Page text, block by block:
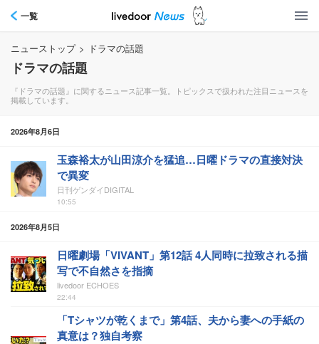
一覧
ニューストップ > ドラマの話題
ドラマの話題
『ドラマの話題』に関するニュース記事一覧。トピックスで扱われた注目ニュースを
掲載しています。
2026年8月6日
玉森裕太が山田涼介を猛追…日曜ドラマの直接対決
で異変
日刊ゲンダイDIGITAL
10:55
2026年8月5日
日曜劇場「VIVANT」第12話 4人同時に拉致される描
写で不自然さを指摘
livedoor ECHOES
22:44
「Tシャツが乾くまで」第4話、夫から妻への手紙の
真意は？独自考察